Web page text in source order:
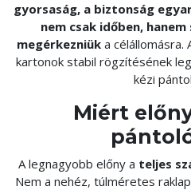
gyorsaság, a biztonság
nem csak időben,
megérkezniük a célállomásra.
kartonok stabil rögzítésének
kézi
Miért
A legnagyobb előny a teljes
Nem a nehéz, túlméretes